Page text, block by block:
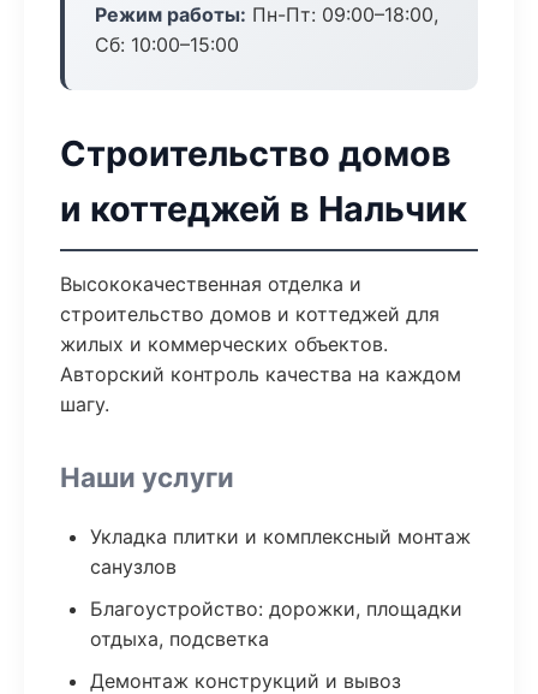
Режим работы: Пн-Пт: 09:00–18:00,
Сб: 10:00–15:00
Строительство домов
и коттеджей в Нальчик
Высококачественная отделка и
строительство домов и коттеджей для
жилых и коммерческих объектов.
Авторский контроль качества на каждом
шагу.
Наши услуги
Укладка плитки и комплексный монтаж
санузлов
Благоустройство: дорожки, площадки
отдыха, подсветка
Демонтаж конструкций и вывоз